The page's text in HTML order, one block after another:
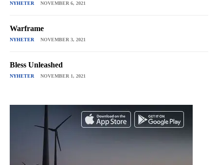
NYHETER NOVEMBER 6, 2021
Warframe
NYHETER NOVEMBER 3, 2021
Bless Unleashed
NYHETER NOVEMBER 1, 2021